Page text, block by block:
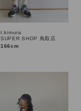
t.kimura
SUPER SHOP 鳥取店
166cm